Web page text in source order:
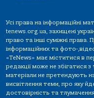
Усі права на інформаційні
tenews.org.ua, захищені
право та інші суміжні права.
інформаційних та фото-
«TeNews» має міститися в
редакції може не збігатися
матеріали не претендують
висвітлення теми, про яку
достовірність та